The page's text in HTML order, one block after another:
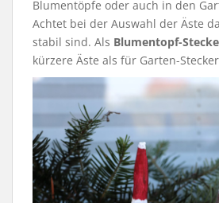
Blumentöpfe oder auch in den
Achtet bei der Auswahl der Äste
stabil sind. Als Blumentopf-
kürzere Äste als für Garten-